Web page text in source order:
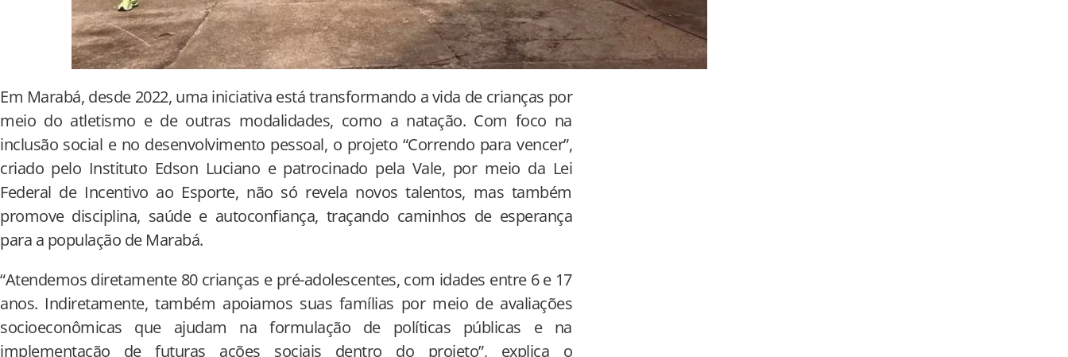
Em Marabá, desde 2022, uma iniciativa está transformando a vida de crianças por
meio do atletismo e de outras modalidades, como a natação. Com foco na
inclusão social e no desenvolvimento pessoal, o projeto “Correndo para vencer”,
criado pelo Instituto Edson Luciano e patrocinado pela Vale, por meio da Lei
Federal de Incentivo ao Esporte, não só revela novos talentos, mas também
promove disciplina, saúde e autoconfiança, traçando caminhos de esperança
para a população de Marabá.
“Atendemos diretamente 80 crianças e pré-adolescentes, com idades entre 6 e 17
anos. Indiretamente, também apoiamos suas famílias por meio de avaliações
socioeconômicas que ajudam na formulação de políticas públicas e na
implementação de futuras ações sociais dentro do projeto”, explica o